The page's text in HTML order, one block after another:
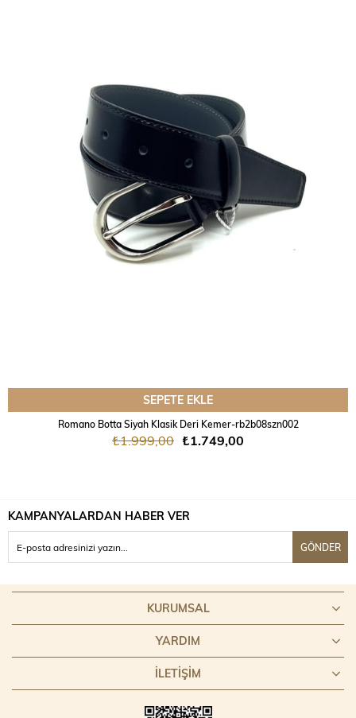
SEPETE EKLE
Romano Botta Siyah Klasik Deri Kemer-rb2b08szn002
₺1.999,00 ₺1.749,00
KAMPANYALARDAN HABER VER
GÖNDER
KURUMSAL
YARDIM
İLETİŞİM